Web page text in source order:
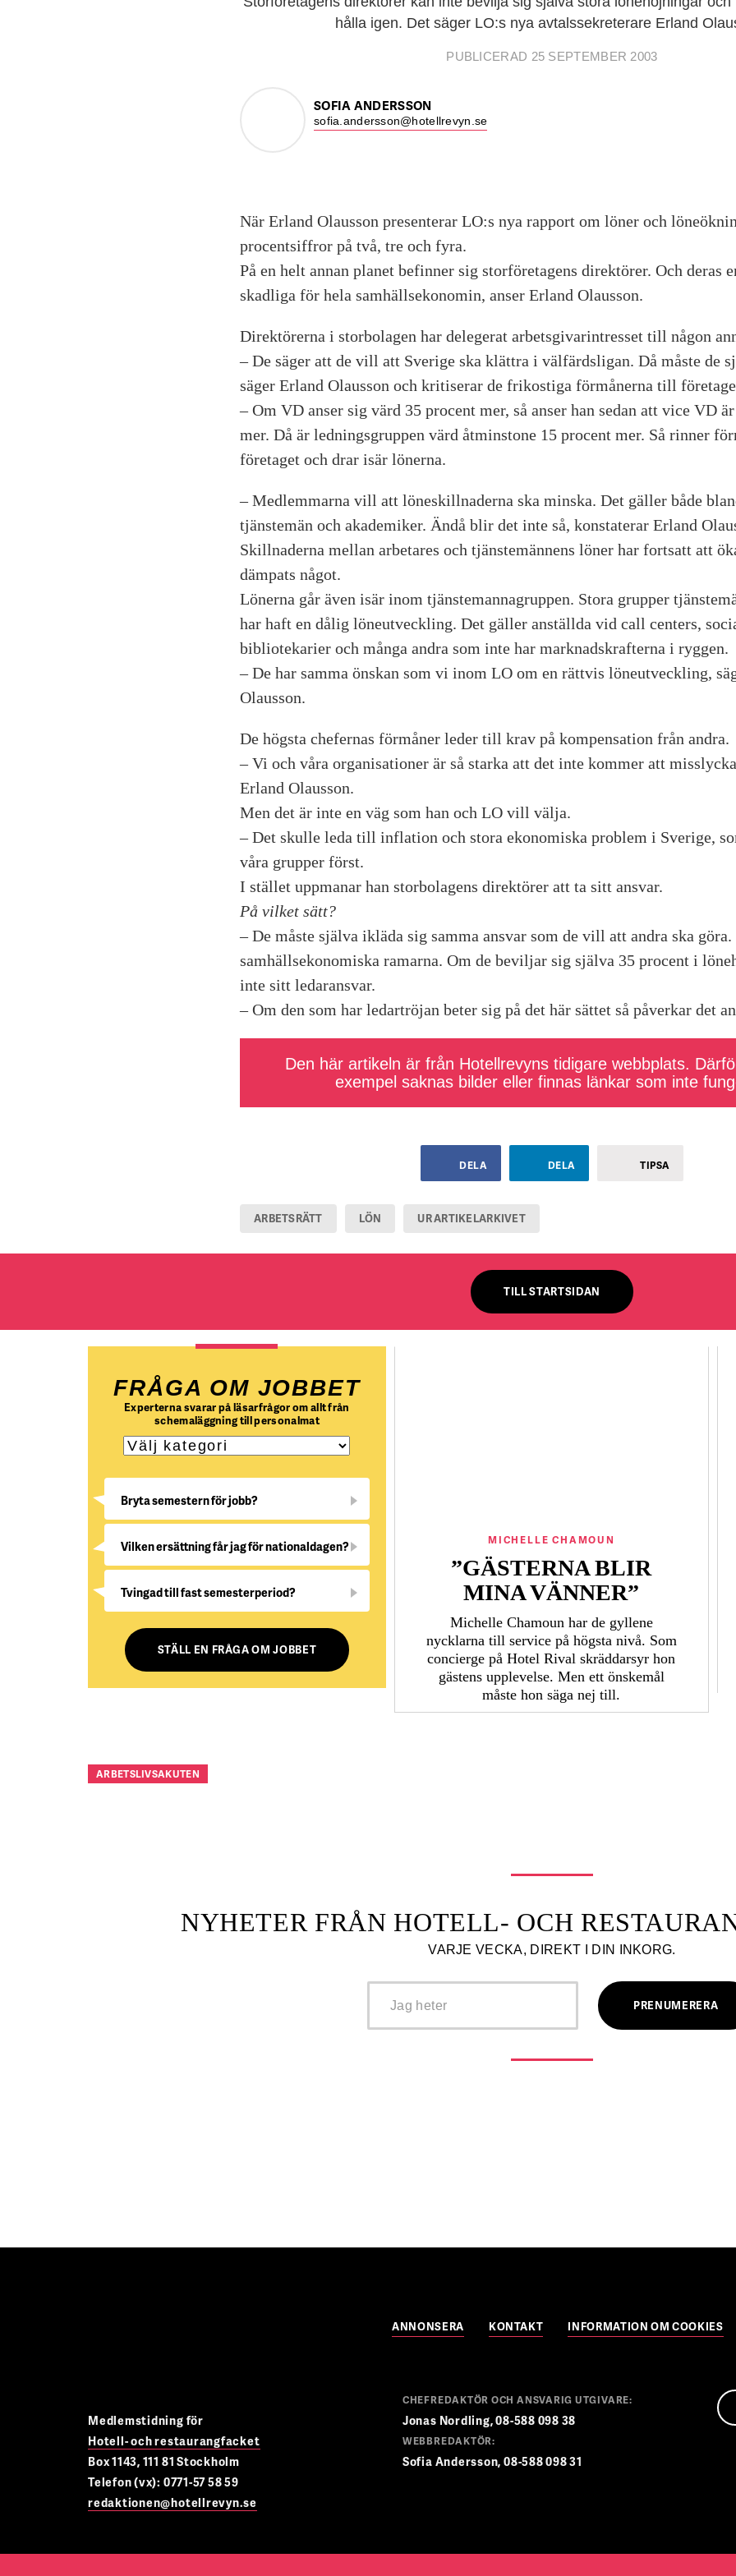
hålla igen. Det säger LO:s nya avtalssekreterare Erland
PUBLICERAD 25 SEPTEMBER 2003
SOFIA ANDERSSON
sofia.andersson@hotellrevyn.se
När Erland Olausson presenterar LO:s nya rapport om löner och
procentsiffror på två, tre och fyra.
På en helt annan planet befinner sig storföretagens direktörer. Och deras
skadliga för hela samhällsekonomin, anser Erland Olausson.
Direktörerna i storbolagen har delegerat arbetsgivarintresset till någon
– De säger att de vill att Sverige ska klättra i välfärdsligan. Då måste de
säger Erland Olausson och kritiserar de frikostiga förmånerna till
– Om VD anser sig värd 35 procent mer, så anser han sedan att vice VD
mer. Då är ledningsgruppen värd åtminstone 15 procent mer. Så rinner
företaget och drar isär lönerna.
– Medlemmarna vill att löneskillnaderna ska minska. Det gäller både
tjänstemän och akademiker. Ändå blir det inte så, konstaterar Erland
Skillnaderna mellan arbetares och tjänstemännens löner har fortsatt att
dämpats något.
Lönerna går även isär inom tjänstemannagruppen. Stora grupper
har haft en dålig löneutveckling. Det gäller anställda vid call centers,
bibliotekarier och många andra som inte har marknadskrafterna i ryggen.
– De har samma önskan som vi inom LO om en rättvis löneutveckling,
Olausson.
De högsta chefernas förmåner leder till krav på kompensation från andra.
– Vi och våra organisationer är så starka att det inte kommer att
Erland Olausson.
Men det är inte en väg som han och LO vill välja.
– Det skulle leda till inflation och stora ekonomiska problem i Sverige,
våra grupper först.
I stället uppmanar han storbolagens direktörer att ta sitt ansvar.
På vilket sätt?
– De måste själva ikläda sig samma ansvar som de vill att andra ska
samhällsekonomiska ramarna. Om de beviljar sig själva 35 procent i
inte sitt ledaransvar.
– Om den som har ledartröjan beter sig på det här sättet så påverkar det
Den här artikeln är från Hotellrevyns tidigare webbplats.
exempel saknas bilder eller finnas länkar som inte
DELA DELA TIPSA
ARBETSRÄTT LÖN UR ARTIKELARKIVET
TILL STARTSIDAN
FRÅGA OM JOBBET
Experterna svarar på läsarfrågor om allt från
schemaläggning till personalmat
Bryta semestern för jobb?
Vilken ersättning får jag för nationaldagen?
Tvingad till fast semesterperiod?
STÄLL EN FRÅGA OM JOBBET
MICHELLE CHAMOUN
”GÄSTERNA BLIR
MINA VÄNNER”
Michelle Chamoun har de gyllene
nycklarna till service på högsta nivå. Som
concierge på Hotel Rival skräddarsyr hon
gästens upp­levelse. Men ett önskemål
måste hon säga nej till.
ARBETSLIVSAKUTEN
NYHETER FRÅN HOTELL- OCH
VARJE VECKA, DIREKT I DIN INKORG.
ANNONSERA KONTAKT INFORMATION OM COOKIES
Medlemstidning för
Hotell- och restaurangfacket
Box 1143, 111 81 Stockholm
Telefon (vx): 0771-57 58 59
redaktionen@hotellrevyn.se
CHEFREDAKTÖR OCH ANSVARIG UTGIVARE:
Jonas Nordling, 08-588 098 38
WEBBREDAKTÖR:
Sofia Andersson, 08-588 098 31